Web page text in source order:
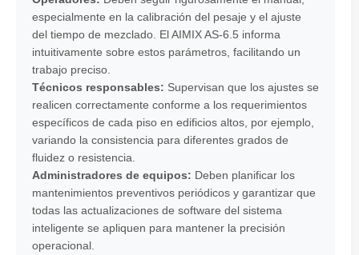
especialmente en la calibración del pesaje y el ajuste
del tiempo de mezclado. ElAIMIX AS-6.5 informa
intuitivamente sobre estos parámetros, facilitando un
trabajo preciso.
Técnicos responsables: Supervisan que los ajustes se
realicen correctamente conforme a los requerimientos
específicos de cada piso en edificios altos, por ejemplo,
variando la consistencia para diferentes grados de
fluidez o resistencia.
Administradores de equipos: Deben planificar los
mantenimientos preventivos periódicos y garantizar que
todas las actualizaciones de software del sistema
inteligente se apliquen para mantener la precisión
operacional.